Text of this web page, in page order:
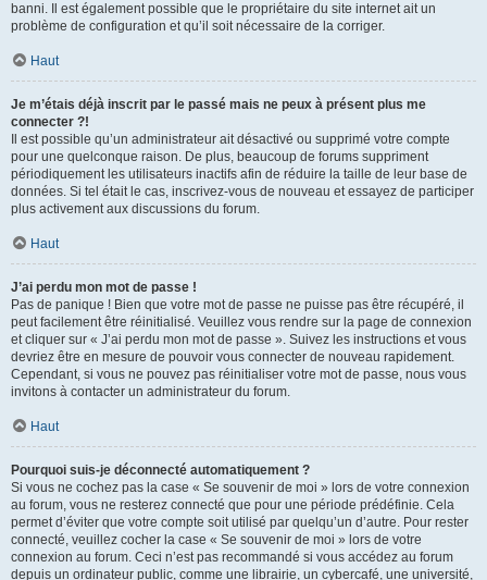
banni. Il est également possible que le propriétaire du site internet ait un
problème de configuration et qu’il soit nécessaire de la corriger.
Haut
Je m’étais déjà inscrit par le passé mais ne peux à présent plus me
connecter ?!
Il est possible qu’un administrateur ait désactivé ou supprimé votre compte
pour une quelconque raison. De plus, beaucoup de forums suppriment
périodiquement les utilisateurs inactifs afin de réduire la taille de leur base de
données. Si tel était le cas, inscrivez-vous de nouveau et essayez de participer
plus activement aux discussions du forum.
Haut
J’ai perdu mon mot de passe !
Pas de panique ! Bien que votre mot de passe ne puisse pas être récupéré, il
peut facilement être réinitialisé. Veuillez vous rendre sur la page de connexion
et cliquer sur « J’ai perdu mon mot de passe ». Suivez les instructions et vous
devriez être en mesure de pouvoir vous connecter de nouveau rapidement.
Cependant, si vous ne pouvez pas réinitialiser votre mot de passe, nous vous
invitons à contacter un administrateur du forum.
Haut
Pourquoi suis-je déconnecté automatiquement ?
Si vous ne cochez pas la case « Se souvenir de moi » lors de votre connexion
au forum, vous ne resterez connecté que pour une période prédéfinie. Cela
permet d’éviter que votre compte soit utilisé par quelqu’un d’autre. Pour rester
connecté, veuillez cocher la case « Se souvenir de moi » lors de votre
connexion au forum. Ceci n’est pas recommandé si vous accédez au forum
depuis un ordinateur public, comme une librairie, un cybercafé, une université,